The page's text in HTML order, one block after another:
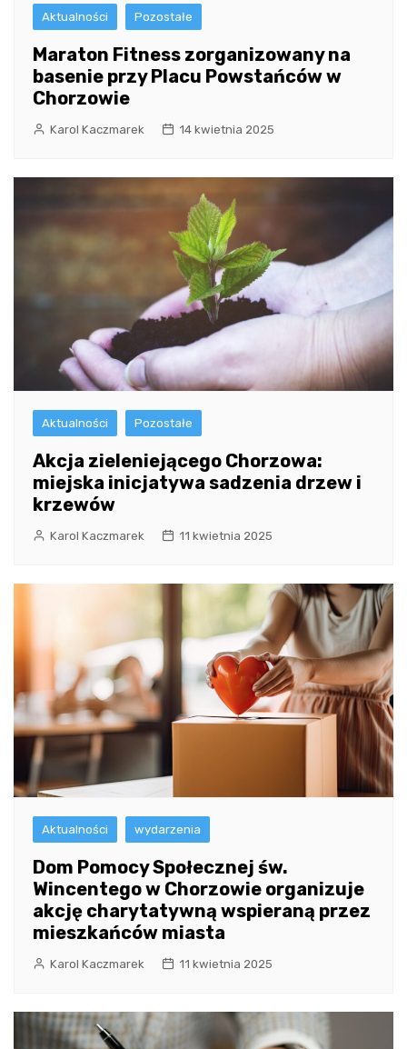
Aktualności Pozostałe
Maraton Fitness zorganizowany na
basenie przy Placu Powstańców w
Chorzowie
Karol Kaczmarek 14 kwietnia 2025
Aktualności Pozostałe
Akcja zieleniejącego Chorzowa:
miejska inicjatywa sadzenia drzew i
krzewów
Karol Kaczmarek 11 kwietnia 2025
Aktualności wydarzenia
Dom Pomocy Społecznej św.
Wincentego w Chorzowie organizuje
akcję charytatywną wspieraną przez
mieszkańców miasta
Karol Kaczmarek 11 kwietnia 2025